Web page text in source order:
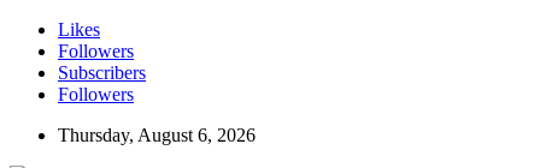
Likes
Followers
Subscribers
Followers
Thursday, August 6, 2026